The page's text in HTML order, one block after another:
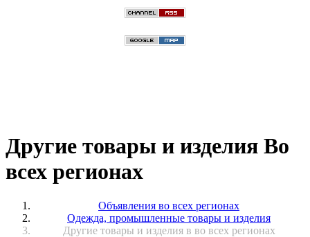
Другие товары и изделия Во
всех регионах
Объявления во всех регионах
Одежда, промышленные товары и изделия
Другие товары и изделия в во всех регионах